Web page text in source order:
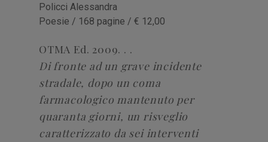
Policci Alessandra
Poesie / 168 pagine / € 12,00
OTMA Ed. 2009. . .
Di fronte ad un grave incidente
stradale, dopo un coma
farmacologico mantenuto per
quaranta giorni, un risveglio
caratterizzato da sei interventi